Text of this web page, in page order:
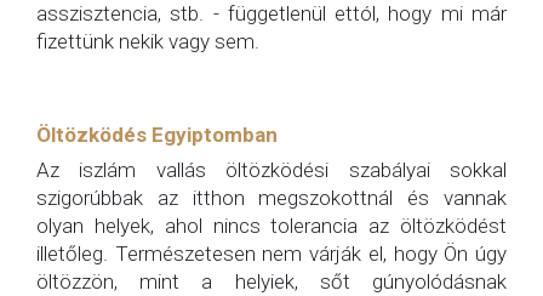
asszisztencia, stb. - függetlenül ettól, hogy mi már
fizettünk nekik vagy sem.
Öltözködés Egyiptomban
Az iszlám vallás öltözködési szabályai sokkal
szigorúbbak az itthon megszokottnál és vannak
olyan helyek, ahol nincs tolerancia az öltözködést
illetőleg. Természetesen nem várják el, hogy Ön úgy
öltözzön, mint a helyiek, sőt gúnyolódásnak